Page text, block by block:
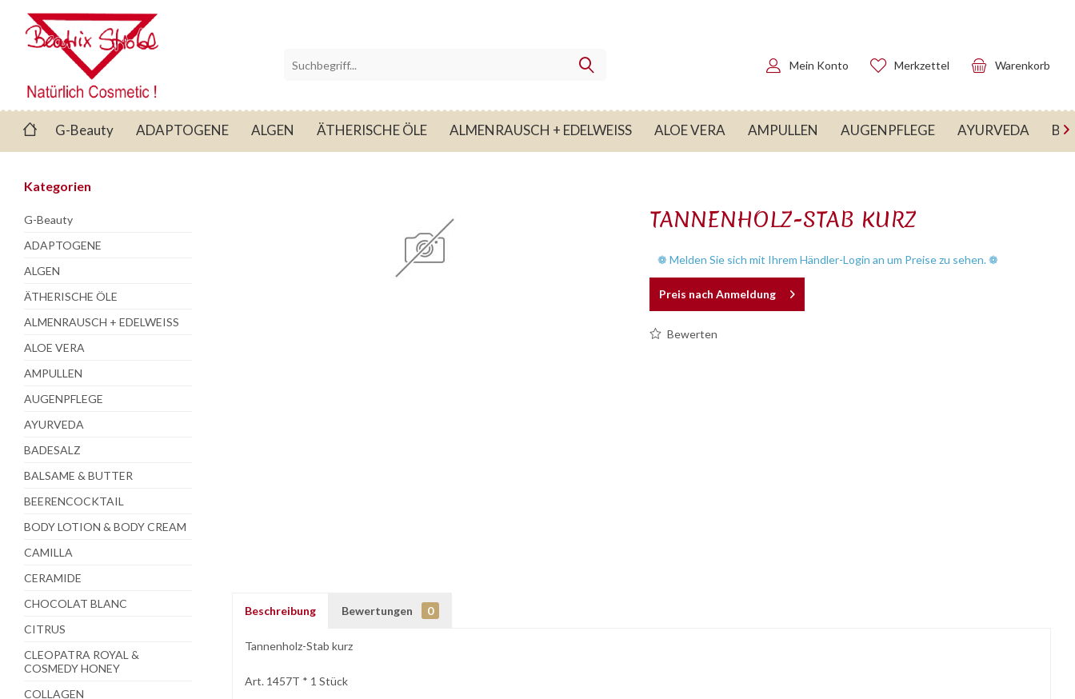
Warenkorb
Merkzettel
Mein Konto
G-Beauty ADAPTOGENE ALGEN ÄTHERISCHE ÖLE ALMENRAUSCH + EDELWEISS ALOE VERA AMPULLEN AUGENPFLEGE AYURVEDA 
Kategorien
G-Beauty
ADAPTOGENE
ALGEN
ÄTHERISCHE ÖLE
ALMENRAUSCH + EDELWEISS
ALOE VERA
AMPULLEN
AUGENPFLEGE
AYURVEDA
BADESALZ
BALSAME & BUTTER
BEERENCOCKTAIL
BODY LOTION & BODY CREAM
CAMILLA
CERAMIDE
CHOCOLAT BLANC
CITRUS
CLEOPATRA ROYAL &
COSMEDY HONEY
COLLAGEN
TANNENHOLZ-STAB KURZ
❁ Melden Sie sich mit Ihrem Händler-Login an um Preise zu sehen. ❁
Preis nach Anmeldung
Bewerten
Beschreibung Bewertungen 0
Tannenholz-Stab kurz
Art. 1457T * 1 Stück